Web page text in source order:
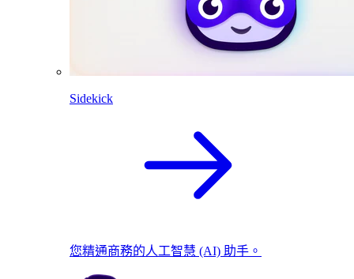
Sidekick
您精通商務的人工智慧 (AI) 助手。